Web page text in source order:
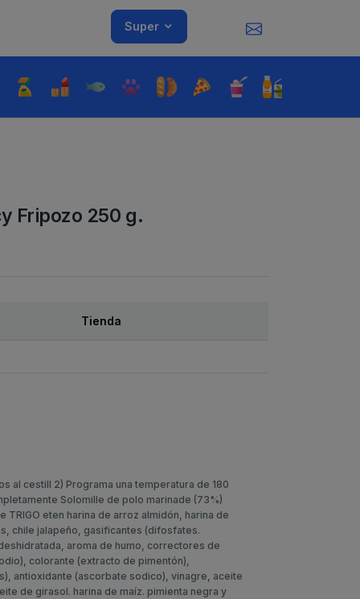
Super
Fripozo 250 g.
Tienda
al cestill 2) Programa una temperatura de 180
Solomille de polo marinade (73%)
TRIGO eten harina de arroz almidón, harina de
chile jalapeño, gasificantes (difosfates.
aroma de humo, correctores de
colorante (extracto de pimentón),
antioxidante (ascorbate sodico), vinagre, aceite
de girasol. harina de maíz. pimienta negra y